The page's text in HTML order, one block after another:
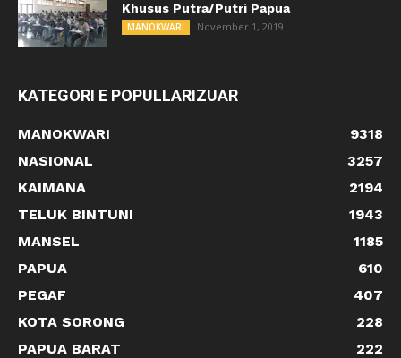
Khusus Putra/Putri Papua
MANOKWARI November 1, 2019
KATEGORI E POPULLARIZUAR
MANOKWARI
9318
NASIONAL
3257
KAIMANA
2194
TELUK BINTUNI
1943
MANSEL
1185
PAPUA
610
PEGAF
407
KOTA SORONG
228
PAPUA BARAT
222